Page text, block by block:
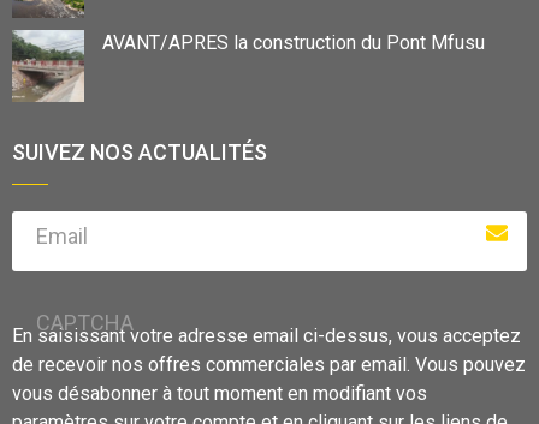
AVANT/APRES la construction du Pont Mfusu
SUIVEZ NOS ACTUALITÉS
Email
CAPTCHA
En saisissant votre adresse email ci-dessus, vous acceptez
de recevoir nos offres commerciales par email. Vous pouvez
vous désabonner à tout moment en modifiant vos